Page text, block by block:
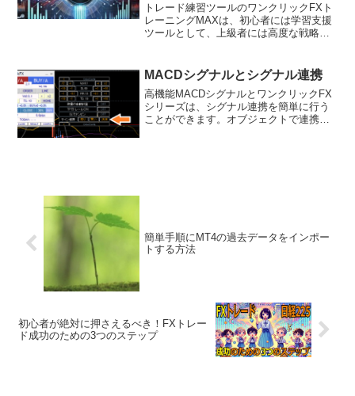
トレード練習ツールのワンクリックFXト
レーニングMAXは、初心者には学習支援
ツールとして、上級者には高度な戦略構
この革新的な機能により、トレード結果
の分析や改善点がこ...
MACDシグナルとシグナル連携
高機能MACDシグナルとワンクリックFX
シリーズは、シグナル連携を簡単に行う
ことができます。オブジェクトで連携対
簡単手順にMT4の過去データをインポー
トする方法
初心者が絶対に押さえるべき！FXトレー
ド成功のための3つのステップ